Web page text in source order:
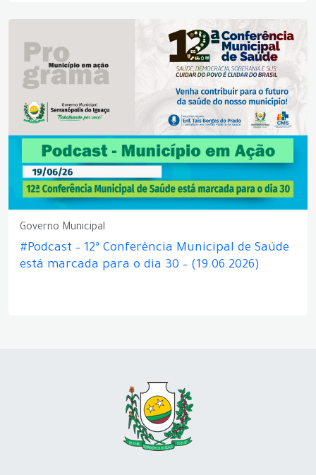
Governo Municipal
#Podcast – 12ª Conferência Municipal de Saúde
está marcada para o dia 30 – (19.06.2026)